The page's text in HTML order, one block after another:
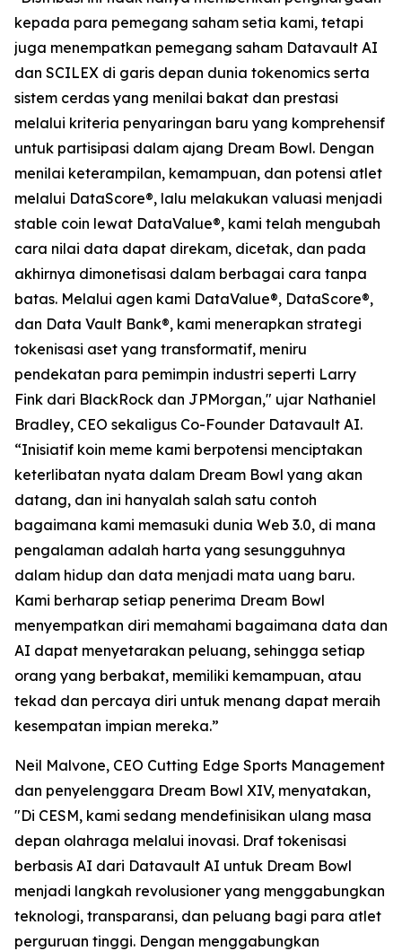
kepada para pemegang saham setia kami, tetapi
juga menempatkan pemegang saham Datavault AI
dan SCILEX di garis depan dunia tokenomics serta
sistem cerdas yang menilai bakat dan prestasi
melalui kriteria penyaringan baru yang komprehensif
untuk partisipasi dalam ajang Dream Bowl. Dengan
menilai keterampilan, kemampuan, dan potensi atlet
melalui DataScore®, lalu melakukan valuasi menjadi
stable coin lewat DataValue®, kami telah mengubah
cara nilai data dapat direkam, dicetak, dan pada
akhirnya dimonetisasi dalam berbagai cara tanpa
batas. Melalui agen kami DataValue®, DataScore®,
dan Data Vault Bank®, kami menerapkan strategi
tokenisasi aset yang transformatif, meniru
pendekatan para pemimpin industri seperti Larry
Fink dari BlackRock dan JPMorgan," ujar Nathaniel
Bradley, CEO sekaligus Co-Founder Datavault AI.
“Inisiatif koin meme kami berpotensi menciptakan
keterlibatan nyata dalam Dream Bowl yang akan
datang, dan ini hanyalah salah satu contoh
bagaimana kami memasuki dunia Web 3.0, di mana
pengalaman adalah harta yang sesungguhnya
dalam hidup dan data menjadi mata uang baru.
Kami berharap setiap penerima Dream Bowl
menyempatkan diri memahami bagaimana data dan
AI dapat menyetarakan peluang, sehingga setiap
orang yang berbakat, memiliki kemampuan, atau
tekad dan percaya diri untuk menang dapat meraih
kesempatan impian mereka.”
Neil Malvone, CEO Cutting Edge Sports Management
dan penyelenggara Dream Bowl XIV, menyatakan,
"Di CESM, kami sedang mendefinisikan ulang masa
depan olahraga melalui inovasi. Draf tokenisasi
berbasis AI dari Datavault AI untuk Dream Bowl
menjadi langkah revolusioner yang menggabungkan
teknologi, transparansi, dan peluang bagi para atlet
perguruan tinggi. Dengan menggabungkan